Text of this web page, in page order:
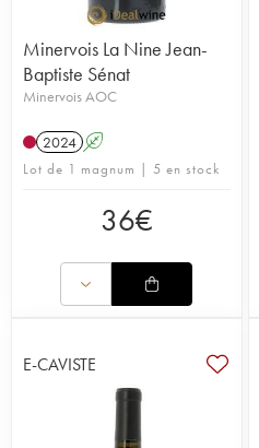
Minervois La Nine Jean-
Baptiste Sénat
Minervois AOC
2024 A
Lot de 1 magnum | 5 en stock
36€
E-CAVISTE